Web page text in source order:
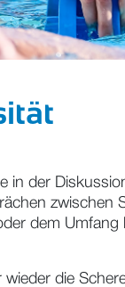
der
zwischen
dem Umfang
die